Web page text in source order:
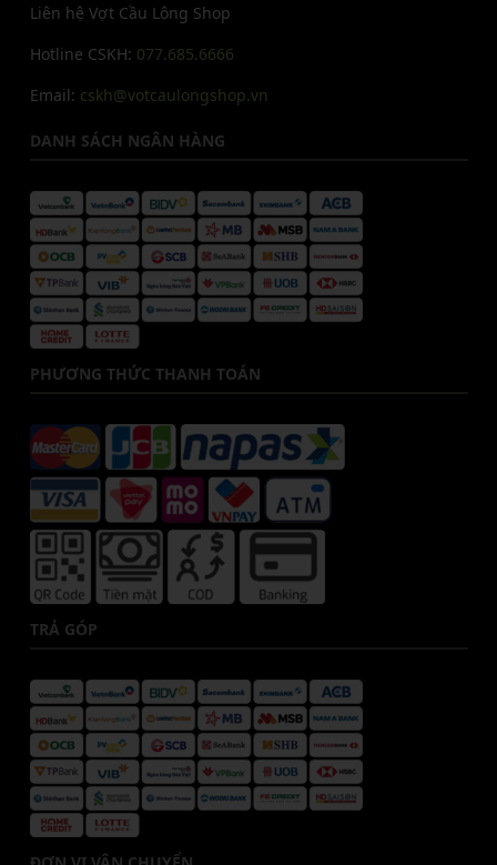
Liên hệ Vợt Cầu Lông Shop
Hotline CSKH: 077.685.6666
Email: cskh@votcaulongshop.vn
DANH SÁCH NGÂN HÀNG
PHƯƠNG THỨC THANH TOÁN
TRẢ GÓP